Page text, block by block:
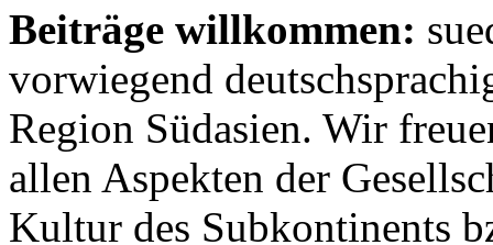
Beiträge willkommen:
vorwiegend
Region Südasien. Wir
allen Aspekten der
Kultur des Subkontinents